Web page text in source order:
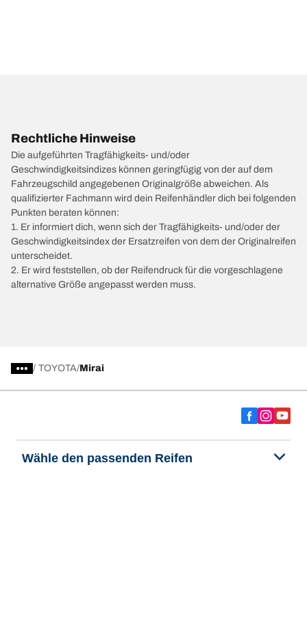
Rechtliche Hinweise
Die aufgeführten Tragfähigkeits- und/oder
Geschwindigkeitsindizes können geringfügig von der auf dem
Fahrzeugschild angegebenen Originalgröße abweichen. Als
qualifizierter Fachmann wird dein Reifenhändler dich bei folgenden
Punkten beraten können:
1. Er informiert dich, wenn sich der Tragfähigkeits- und/oder der
Geschwindigkeitsindex der Ersatzreifen von dem der Originalreifen
unterscheidet.
2. Er wird feststellen, ob der Reifendruck für die vorgeschlagene
alternative Größe angepasst werden muss.
/ TOYOTA Mirai
Wähle den passenden Reifen